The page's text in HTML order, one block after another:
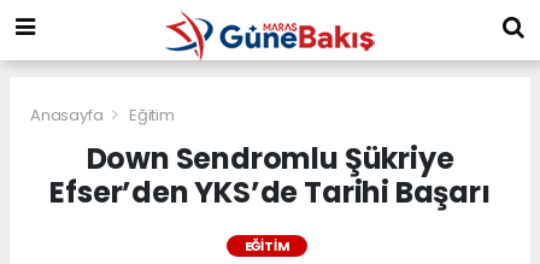
Anasayfa Eğitim
Down Sendromlu Şükriye
Efser’den YKS’de Tarihi Başarı
EĞITIM